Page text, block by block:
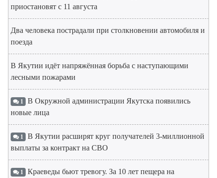
приостановят с 11 августа
Два человека пострадали при столкновении автомобиля и
поезда
В Якутии идёт напряжённая борьба с наступающими
лесными пожарами
1 В Окружной администрации Якутска появились
новые лица
1 В Якутии расширят круг получателей 3-миллионной
выплаты за контракт на СВО
1 Краеведы бьют тревогу. За 10 лет пещера на